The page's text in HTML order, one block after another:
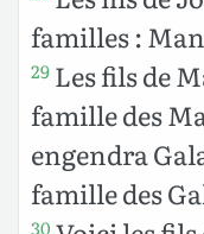
familles :
29 Les fils de
famille des
engendra
famille des
30